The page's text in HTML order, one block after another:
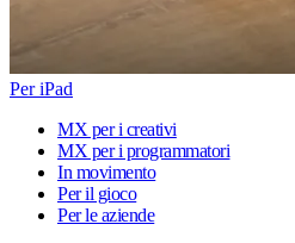
Per iPad
MX per i creativi
MX per i programmatori
In movimento
Per il gioco
Per le aziende